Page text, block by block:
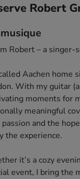
Robert
Robert – a
Aachen home
With my guitar
moments for
meaningful
and the
the experience.
it’s a cozy
event, I bring the